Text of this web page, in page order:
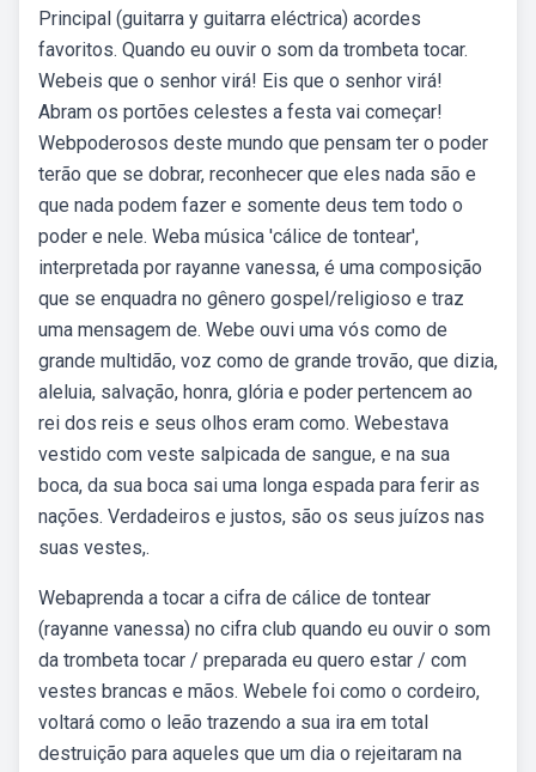
Principal (guitarra y guitarra eléctrica) acordes
favoritos. Quando eu ouvir o som da trombeta tocar.
Webeis que o senhor virá! Eis que o senhor virá!
Abram os portões celestes a festa vai começar!
Webpoderosos deste mundo que pensam ter o poder
terão que se dobrar, reconhecer que eles nada são e
que nada podem fazer e somente deus tem todo o
poder e nele. Weba música 'cálice de tontear',
interpretada por rayanne vanessa, é uma composição
que se enquadra no gênero gospel/religioso e traz
uma mensagem de. Webe ouvi uma vós como de
grande multidão, voz como de grande trovão, que dizia,
aleluia, salvação, honra, glória e poder pertencem ao
rei dos reis e seus olhos eram como. Webestava
vestido com veste salpicada de sangue, e na sua
boca, da sua boca sai uma longa espada para ferir as
nações. Verdadeiros e justos, são os seus juízos nas
suas vestes,.
Webaprenda a tocar a cifra de cálice de tontear
(rayanne vanessa) no cifra club quando eu ouvir o som
da trombeta tocar / preparada eu quero estar / com
vestes brancas e mãos. Webele foi como o cordeiro,
voltará como o leão trazendo a sua ira em total
destruição para aqueles que um dia o rejeitaram na